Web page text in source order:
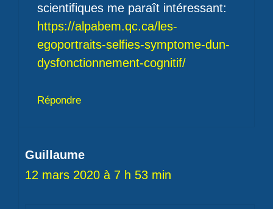
scientifiques me paraît intéressant:
https://alpabem.qc.ca/les-
egoportraits-selfies-symptome-dun-
dysfonctionnement-cognitif/
Répondre
Guillaume
12 mars 2020 à 7 h 53 min